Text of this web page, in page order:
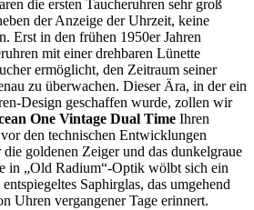
die ersten Taucheruhren sehr groß
der Anzeige der Uhrzeit, keine
Erst in den frühen 1950er Jahren
mit einer drehbaren Lünette
ermöglicht, den Zeitraum seiner
zu überwachen. Dieser Ära, in der ein
Design geschaffen wurde, zollen wir
One Vintage Dual Time Ihren
den technischen Entwicklungen
goldenen Zeiger und das dunkelgraue
in „Old Radium“-Optik wölbt sich ein
Saphirglas, das umgehend
Uhren vergangener Tage erinnert.